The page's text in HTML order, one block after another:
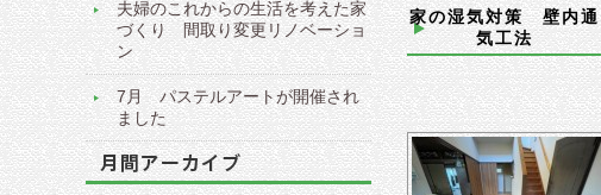
家の湿気対策 壁内通
気工法
夫婦のこれからの生活を考えた家
づくり 間取り変更リノベーショ
ン
7月 パステルアートが開催され
ました